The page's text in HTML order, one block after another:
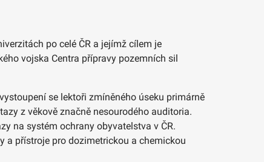
po celé ČR a jejímž cílem je
vojska Centra přípravy pozemních sil
se lektoři zmíněného úseku primárně
z věkově značně nesourodého auditoria.
na systém ochrany obyvatelstva v ČR.
a přístroje pro dozimetrickou a chemickou